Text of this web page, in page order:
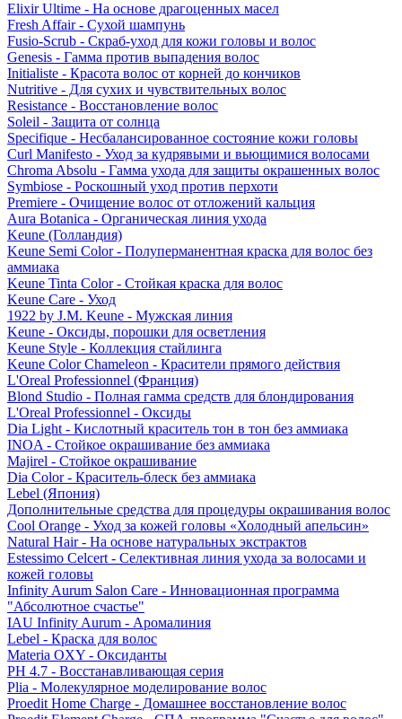
Elixir Ultime - На основе драгоценных масел
Fresh Affair - Сухой шампунь
Fusio-Scrub - Скраб-уход для кожи головы и волос
Genesis - Гамма против выпадения волос
Initialiste - Красота волос от корней до кончиков
Nutritive - Для сухих и чувствительных волос
Resistance - Восстановление волос
Soleil - Защита от солнца
Specifique - Несбалансированное состояние кожи головы
Curl Manifesto - Уход за кудрявыми и вьющимися волосами
Chroma Absolu - Гамма ухода для защиты окрашенных волос
Symbiose - Роскошный уход против перхоти
Premiere - Очищение волос от отложений кальция
Aura Botanica - Органическая линия ухода
Keune (Голландия)
Keune Semi Color - Полуперманентная краска для волос без
аммиака
Keune Tinta Color - Стойкая краска для волос
Keune Care - Уход
1922 by J.M. Keune - Мужская линия
Keune - Оксиды, порошки для осветления
Keune Style - Коллекция стайлинга
Keune Color Chameleon - Красители прямого действия
L'Oreal Professionnel (Франция)
Blond Studio - Полная гамма средств для блондирования
L'Oreal Professionnel - Оксиды
Dia Light - Кислотный краситель тон в тон без аммиака
INOA - Стойкое окрашивание без аммиака
Majirel - Стойкое окрашивание
Dia Color - Краситель-блеск без аммиака
Lebel (Япония)
Дополнительные средства для процедуры окрашивания волос
Cool Orange - Уход за кожей головы «Холодный апельсин»
Natural Hair - На основе натуральных экстрактов
Estessimo Celcert - Селективная линия ухода за волосами и
кожей головы
Infinity Aurum Salon Care - Инновационная программа
"Абсолютное счастье"
IAU Infinity Aurum - Аромалиния
Lebel - Краска для волос
Materia OXY - Оксиданты
PH 4.7 - Восстанавливающая серия
Plia - Молекулярное моделирование волос
Proedit Home Charge - Домашнее восстановление волос